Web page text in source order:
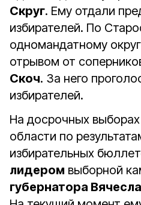
Скруг. Ему отдали
избирателей. По
одномандатному
отрывом от
Скоч. За него
избирателей.
На досрочных
области по
избирательных
лидером выборной
губернатора